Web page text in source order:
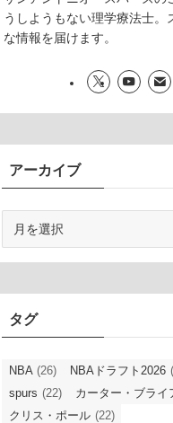
うしようもない理学療法士。
な情報を届けます。
アーカイブ
ブ
タグ
NBA (26) NBAドラフト2026
spurs (22) カーター・ブライ
クリス・ポール (22)